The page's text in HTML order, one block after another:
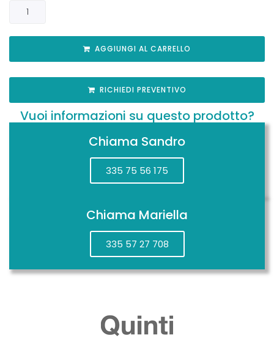
AGGIUNGI AL CARRELLO
RICHIEDI PREVENTIVO
Vuoi informazioni su questo prodotto?
Chiama Sandro
335 75 56 175
Chiama Mariella
335 57 27 708